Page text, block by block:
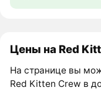
Цены на Red
На странице вы
Red Kitten Crew в